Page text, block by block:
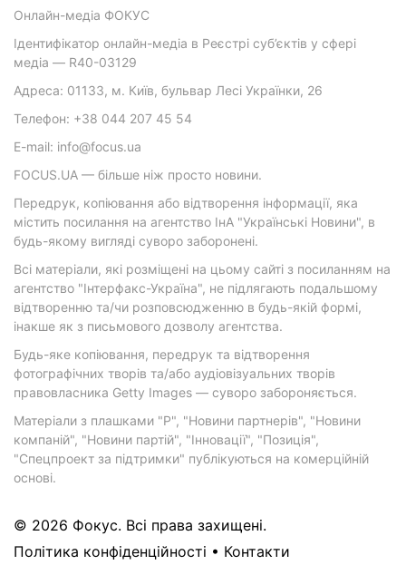
Онлайн-медіа ФОКУС
Ідентифікатор онлайн-медіа в Реєстрі суб’єктів у сфері
медіа — R40-03129
Адреса: 01133, м. Київ, бульвар Лесі Українки, 26
Телефон: +38 044 207 45 54
E-mail: info@focus.ua
FOCUS.UA — більше ніж просто новини.
Передрук, копіювання або відтворення інформації, яка
містить посилання на агентство ІнА "Українські Новини", в
будь-якому вигляді суворо заборонені.
Всі матеріали, які розміщені на цьому сайті з посиланням на
агентство "Інтерфакс-Україна", не підлягають подальшому
відтворенню та/чи розповсюдженню в будь-якій формі,
інакше як з письмового дозволу агентства.
Будь-яке копіювання, передрук та відтворення
фотографічних творів та/або аудіовізуальних творів
правовласника Getty Images — суворо забороняється.
Матеріали з плашками "Р", "Новини партнерів", "Новини
компаній", "Новини партій", "Інновації", "Позиція",
"Спецпроект за підтримки" публікуються на комерційній
основі.
© 2026 Фокус. Всі права захищені.
Політика конфіденційності • Контакти